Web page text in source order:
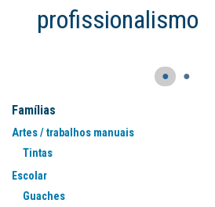
● ●
Famílias
Artes / trabalhos manuais
Tintas
Escolar
Guaches